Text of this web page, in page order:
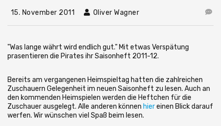
15. November 2011 Oliver Wagner
"Was lange währt wird endlich gut." Mit etwas Verspätung
prasentieren die Pirates ihr Saisonheft 2011-12.
Bereits am vergangenen Heimspieltag hatten die zahlreichen
Zuschauern Gelegenheit im neuen Saisonheft zu lesen. Auch an
den kommenden Heimspielen werden die Heftchen für die
Zuschauer ausgelegt. Alle anderen können hiereinen Blick darauf
werfen. Wir wünschen viel Spaß beim lesen.